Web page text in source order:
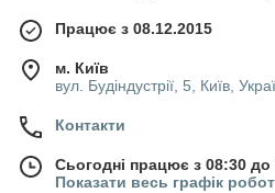
Працює з 08.12.2015
м. Київ
вул. Будіндустрії, 5, Київ,
Контакти
Сьогодні працює з 08:30 до
Показати весь графік